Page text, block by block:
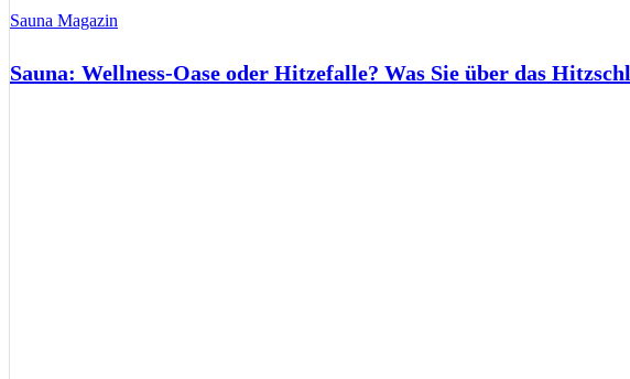
Sauna Magazin
Sauna: Wellness-Oase oder Hitzefalle? Was Sie über das